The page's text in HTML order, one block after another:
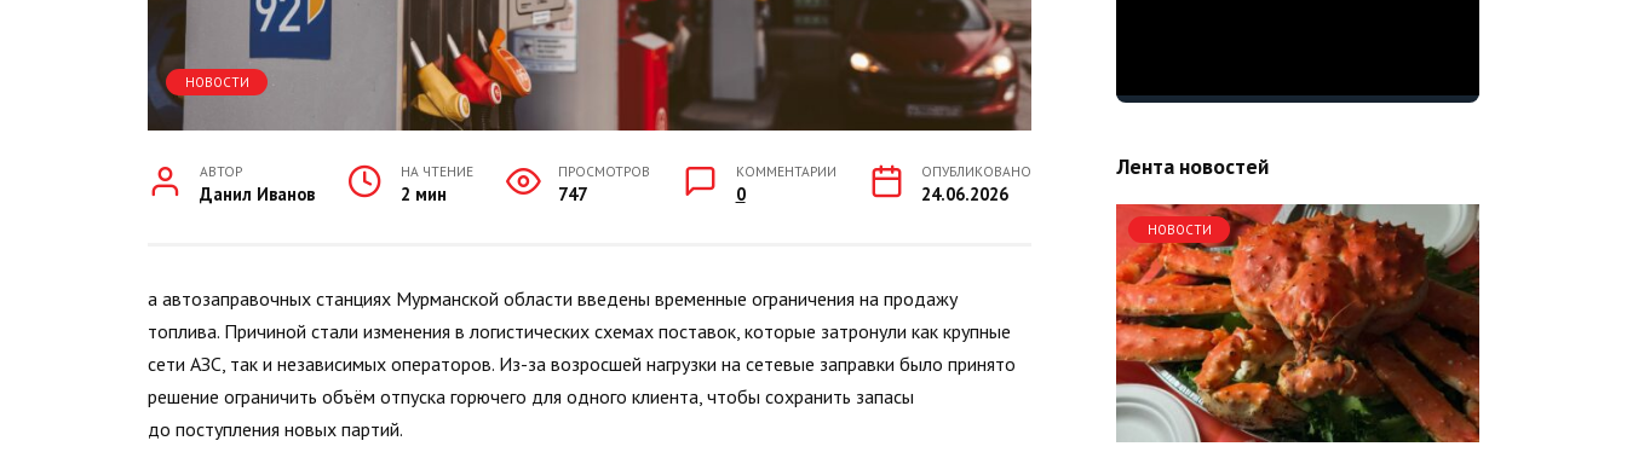
НОВОСТИ
АВТОР
Данил Иванов
НА ЧТЕНИЕ
2 мин
ПРОСМОТРОВ
747
КОММЕНТАРИИ
0
ОПУБЛИКОВАНО
24.06.2026
а автозаправочных станциях Мурманской области введены временные ограничения на продажу
топлива. Причиной стали изменения в логистических схемах поставок, которые затронули как крупные
сети АЗС, так и независимых операторов. Из-за возросшей нагрузки на сетевые заправки было принято
решение ограничить объём отпуска горючего для одного клиента, чтобы сохранить запасы
до поступления новых партий.
Лента новостей
НОВОСТИ